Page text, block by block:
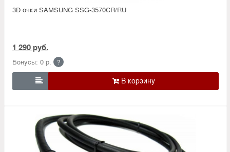
3D очки SAMSUNG SSG-3570CR/RU
1 290 руб.
Бонусы: 0 р. ?
